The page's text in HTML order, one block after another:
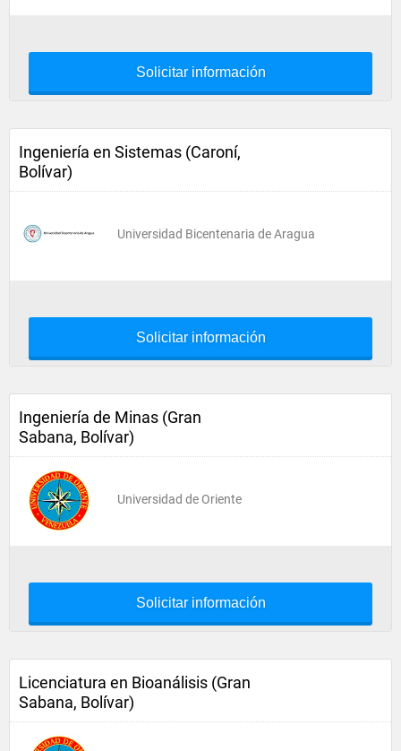
Solicitar información
Ingeniería en Sistemas (Caroní,
Bolívar)
Universidad Bicentenaria de Aragua
Solicitar información
Ingeniería de Minas (Gran
Sabana, Bolívar)
Universidad de Oriente
Solicitar información
Licenciatura en Bioanálisis (Gran
Sabana, Bolívar)